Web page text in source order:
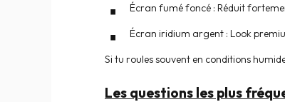
Écran fumé foncé : Réduit
Écran iridium argent : Look
Si tu roules souvent en conditions
Les questions les plus